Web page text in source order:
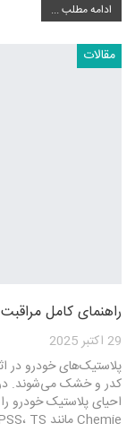
ادامه مطلب ...
مقالات
راهنمای کامل
29 اکتبر 2025
پلاستیک‌های خودرو در
کدر و خشک می‌شوند. در
Chemie مانند KFS، PSS، TS و CSP بررسی می‌کنیم تا…